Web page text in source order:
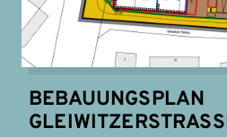
BEBAUUNGSPLAN
GLEIWITZERSTRASSE